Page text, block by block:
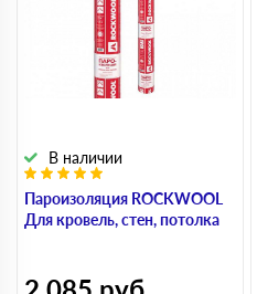
Пароизоляция ROCKWOOL
Для кровель, стен, потолка
В наличии